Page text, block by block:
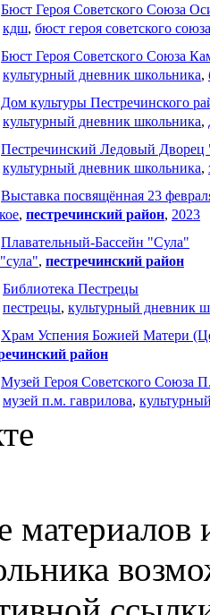
Бюст Героя Советского Союза
кдш, бюст героя советского
Бюст Героя Советского Союза
культурный дневник школьника,
Дом культуры Пестречинского
культурный дневник школьника,
Пестречинский Ледовый
культурный дневник школьника,
Выставка посвящённая 23
, пестречинский район, 2023
Плавательный-Бассейн "Сула"
, пестречинский район
Библиотека Пестрецы
пестрецы, культурный дневник
Храм Успения Божией Матери
район
Музей Героя Советского Союза
музей п.м. гаврилова,
материалов